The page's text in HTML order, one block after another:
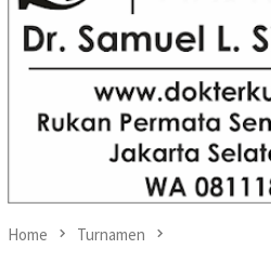
Home Turnamen